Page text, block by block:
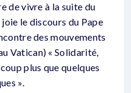
de vivre à la suite du
le discours du Pape
des mouvements
Vatican) « Solidarité,
plus que quelques
».